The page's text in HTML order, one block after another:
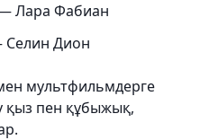
Лара Фабиан
Селин Дион
мультфильмдерге
қыз пен құбыжық,